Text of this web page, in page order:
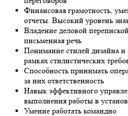
Финансовая грамотность,
отчеты. Высокий уровень
Владение деловой
письменная речь
Понимание стилей дизайна и
рамках стилистических
Способность принимать
за них ответственность
Навык эффективного
выполнения работы в
Умение работать командно